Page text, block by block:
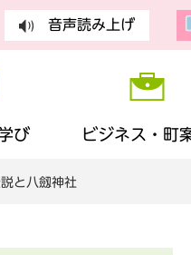
音声読み上げ
び ビジネス・町
と八劔神社